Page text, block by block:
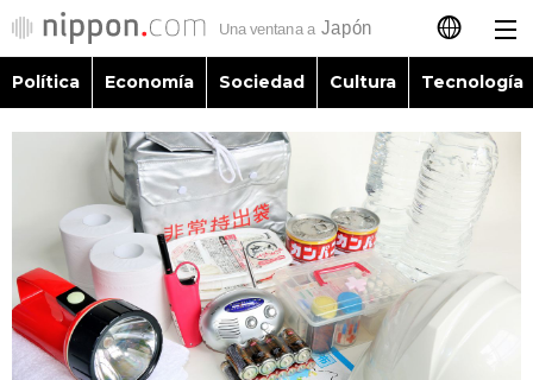
日本語
English
简体字
繁體字
Français
Política
Economía
Sociedad
Política Economía Sociedad Cultura Tecnología